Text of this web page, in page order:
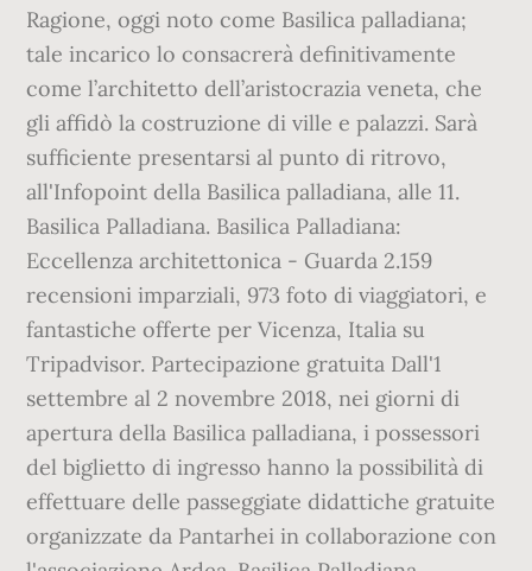
Ragione, oggi noto come Basilica palladiana;
tale incarico lo consacrerà definitivamente
come l’architetto dell’aristocrazia veneta, che
gli affidò la costruzione di ville e palazzi. Sarà
sufficiente presentarsi al punto di ritrovo,
all'Infopoint della Basilica palladiana, alle 11.
Basilica Palladiana. Basilica Palladiana:
Eccellenza architettonica - Guarda 2.159
recensioni imparziali, 973 foto di viaggiatori, e
fantastiche offerte per Vicenza, Italia su
Tripadvisor. Partecipazione gratuita Dall'1
settembre al 2 novembre 2018, nei giorni di
apertura della Basilica palladiana, i possessori
del biglietto di ingresso hanno la possibilità di
effettuare delle passeggiate didattiche gratuite
organizzate da Pantarhei in collaborazione con